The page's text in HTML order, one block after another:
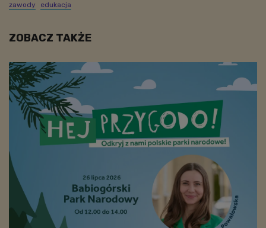
zawody
edukacja
ZOBACZ TAKŻE